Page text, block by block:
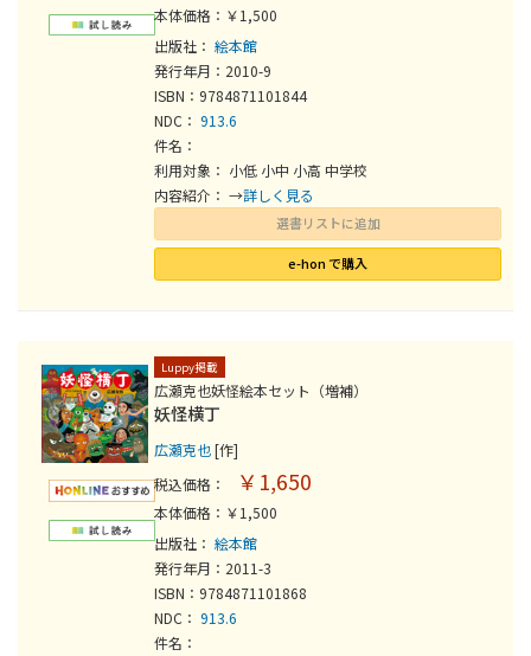
本体価格：￥1,500
出版社： 絵本館
発行年月：2010-9
ISBN：9784871101844
NDC： 913.6
件名：
利用対象： 小低 小中 小高 中学校
内容紹介： →詳しく見る
選書リストに追加
e-hon で購入
Luppy掲載
広瀬克也妖怪絵本セット（増補）
妖怪横丁
広瀬克也[作]
税込価格：
￥1,650
本体価格：￥1,500
出版社： 絵本館
発行年月：2011-3
ISBN：9784871101868
NDC： 913.6
件名：